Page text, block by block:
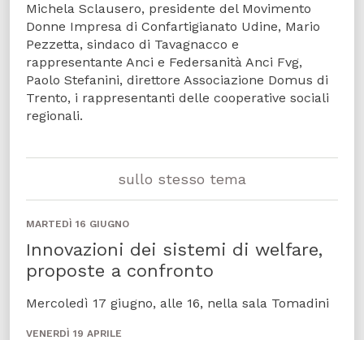
Michela Sclausero, presidente del Movimento
Donne Impresa di Confartigianato Udine, Mario
Pezzetta, sindaco di Tavagnacco e
rappresentante Anci e Federsanità Anci Fvg,
Paolo Stefanini, direttore Associazione Domus di
Trento, i rappresentanti delle cooperative sociali
regionali.
sullo stesso tema
MARTEDÌ 16 GIUGNO
Innovazioni dei sistemi di welfare,
proposte a confronto
Mercoledì 17 giugno, alle 16, nella sala Tomadini
VENERDÌ 19 APRILE